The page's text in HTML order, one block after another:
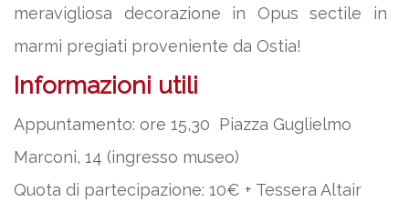
meravigliosa decorazione in Opus sectile in
marmi pregiati proveniente da Ostia!
Informazioni utili
Appuntamento: ore 15,30 Piazza Guglielmo
Marconi, 14 (ingresso museo)
Quota di partecipazione: 10€ + Tessera Altair